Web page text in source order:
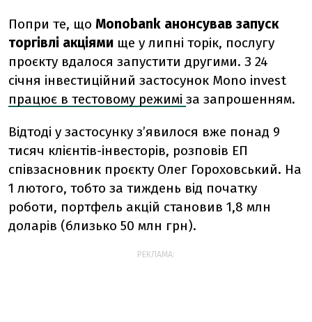
Попри те, що Monobank анонсував запуск
торгівлі акціями ще у липні торік, послугу
проєкту вдалося запустити другими. З 24
січня інвестиційний застосунок Mono invest
працює в тестовому режимі за запрошенням.
Відтоді у застосунку з’явилося вже понад 9
тисяч клієнтів-інвесторів, розповів ЕП
співзасновник проєкту Олег Гороховський. На
1 лютого, тобто за тиждень від початку
роботи, портфель акцій становив 1,8 млн
доларів (близько 50 млн грн).
РЕКЛАМА: